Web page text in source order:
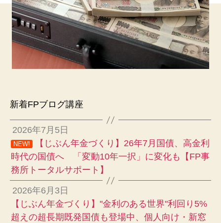
新着FPブログ講座
2026年7月5日
NEW!
【じぶん年金づくり】26年7月国債、高金利
時代の国債へ 「変動10年一択」に変化も【FP事
務所トータルサポート】
2026年6月3日
【じぶん年金づくり】"金利のある世界"利回り5%
超えの超長期既発国債も登場中、個人向け・新窓